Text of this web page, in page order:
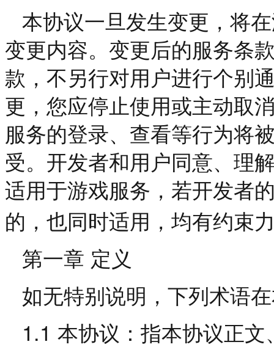
本协议一旦发生变更，将
变更内容。变更后的服务条
款，不另行对用户进行个别
更，您应停止使用或主动取
服务的登录、查看等行为将
受。开发者和用户同意、理
适用于游戏服务，若开发者
的，也同时适用，均有约束
第一章 定义
如无特别说明，下列术语
1.1 本协议：指本协议正